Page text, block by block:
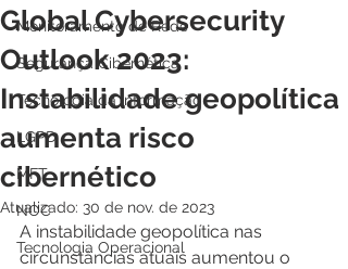
Monitoramento de Rede
Segurança Cibernética
Tecnologia da Informação
LGPD
MFT
NOC
Tecnologia Operacional
Global Cybersecurity
Outlook 2023:
Instabilidade geopolítica
aumenta risco
cibernético
Atualizado: 30 de nov. de 2023
A instabilidade geopolítica nas
circunstâncias atuais aumentou o